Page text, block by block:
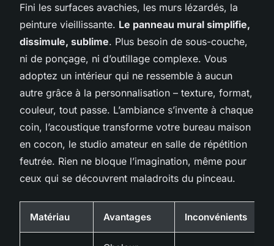
Fini les surfaces avachies, les murs lézardés, la
peinture vieillissante. Le panneau mural simplifie,
dissimule, sublime. Plus besoin de sous-couche,
ni de ponçage, ni d’outillage complexe. Vous
adoptez un intérieur qui ne ressemble à aucun
autre grâce à la personnalisation – texture, format,
couleur, tout passe. L’ambiance s’invente à chaque
coin, l’acoustique transforme votre bureau maison
en cocon, le studio amateur en salle de répétition
feutrée. Rien ne bloque l’imagination, même pour
ceux qui se découvrent maladroits du pinceau.
Matériau Avantages Inconvénients